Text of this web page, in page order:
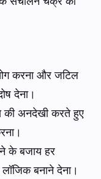
करना और जटिल
देना।
की अनदेखी करते हुए
के बजाय हर
बनाने देना।